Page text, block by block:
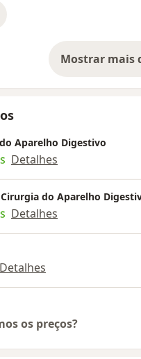
Mostrar mais
Aparelho Digestivo
Detalhes
do Aparelho
Detalhes
Detalhes
os preços?